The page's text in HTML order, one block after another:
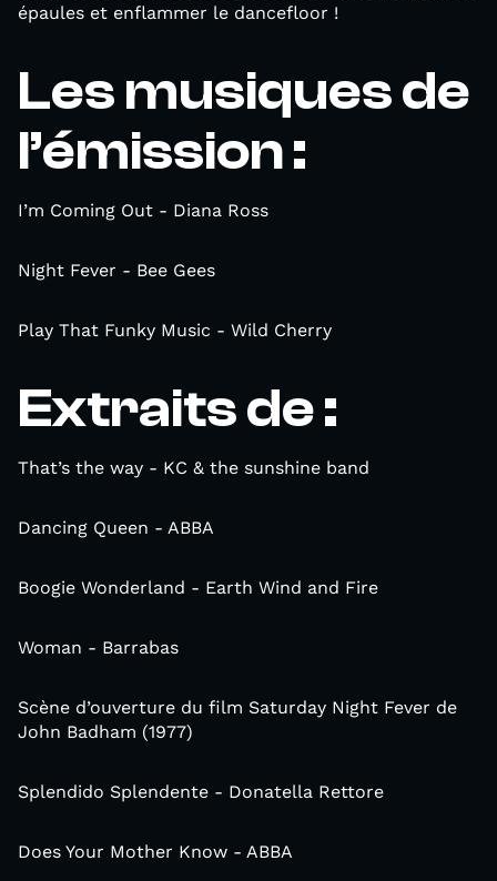
épaules et enflammer le dancefloor !
Les musiques de
l’émission :
I’m Coming Out - Diana Ross
Night Fever - Bee Gees
Play That Funky Music - Wild Cherry
Extraits de :
That’s the way - KC & the sunshine band
Dancing Queen - ABBA
Boogie Wonderland - Earth Wind and Fire
Woman - Barrabas
Scène d’ouverture du film Saturday Night Fever de
John Badham (1977)
Splendido Splendente - Donatella Rettore
Does Your Mother Know - ABBA